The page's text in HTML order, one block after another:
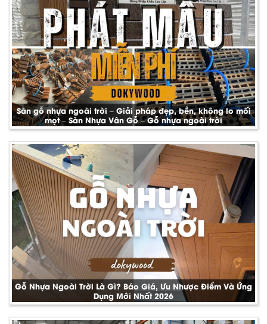
Sàn gỗ nhựa ngoài trời – Giải pháp đẹp, bền, không lo mối
mọt – Sàn Nhựa Vân Gỗ – Gỗ nhựa ngoài trời
Gỗ Nhựa Ngoài Trời Là Gì? Báo Giá, Ưu Nhược Điểm Và Ứng
Dụng Mới Nhất 2026